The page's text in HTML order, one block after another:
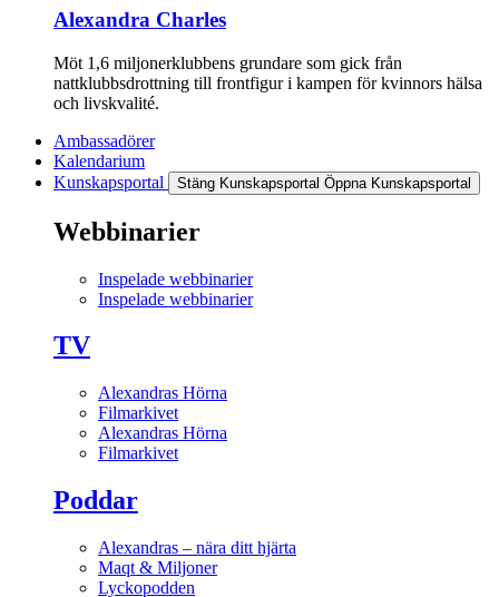
Alexandra Charles
Möt 1,6 miljonerklubbens grundare som gick från
nattklubbsdrottning till frontfigur i kampen för kvinnors hälsa
och livskvalité.
Ambassadörer
Kalendarium
Kunskapsportal
Stäng Kunskapsportal Öppna Kunskapsportal
Webbinarier
Inspelade webbinarier
Inspelade webbinarier
TV
Alexandras Hörna
Filmarkivet
Alexandras Hörna
Filmarkivet
Poddar
Alexandras – nära ditt hjärta
Maqt & Miljoner
Lyckopodden